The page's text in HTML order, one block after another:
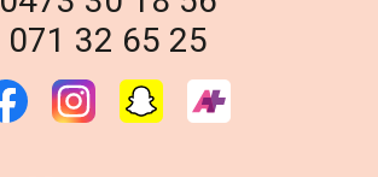
071 32 65 25